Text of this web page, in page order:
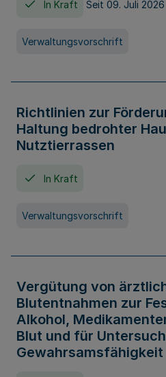
In Kraft Seit 09. Juli 2026
Verwaltungsvorschrift
Richtlinien zur
Haltung bedrohter
Nutztierrassen
In Kraft
Verwaltungsvorschrift
Vergütung von
Blutentnahmen zur
Alkohol,
Blut und für
Gewahrsamsfähigkeit